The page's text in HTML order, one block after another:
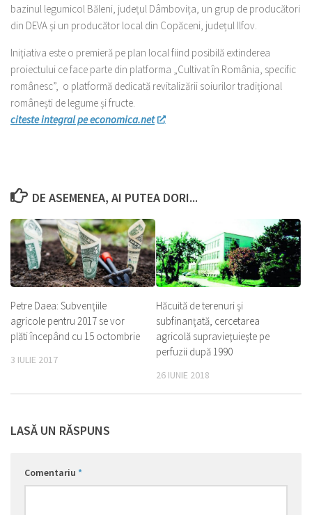
bazinul legumicol Băleni, județul Dâmbovița, un grup de producători
din DEVA și un producător local din Copăceni, județul Ilfov.
Iniţiativa este o premieră pe plan local fiind posibilă extinderea
proiectului ce face parte din platforma „Cultivat în România, specific
românesc”, o platformă dedicată revitalizării soiurilor tradițional
românești de legume și fructe.
citeste integral pe economica.net
DE ASEMENEA, AI PUTEA DORI...
Petre Daea: Subvenţiile
agricole pentru 2017 se vor
plăti începând cu 15 octombrie
3 IULIE 2017
Hăcuită de terenuri şi
subfinanţată, cercetarea
agricolă supravieţuieşte pe
perfuzii după 1990
26 IUNIE 2018
LASĂ UN RĂSPUNS
Comentariu *